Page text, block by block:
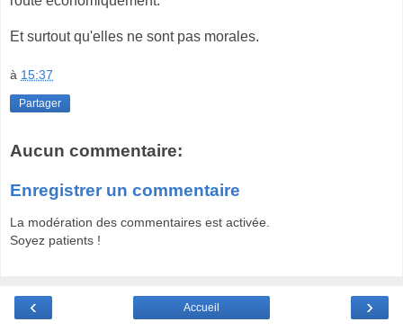
Et surtout qu'elles ne sont pas morales.
à 15:37
Partager
Aucun commentaire:
Enregistrer un commentaire
La modération des commentaires est activée.
Soyez patients !
‹ ›
Accueil